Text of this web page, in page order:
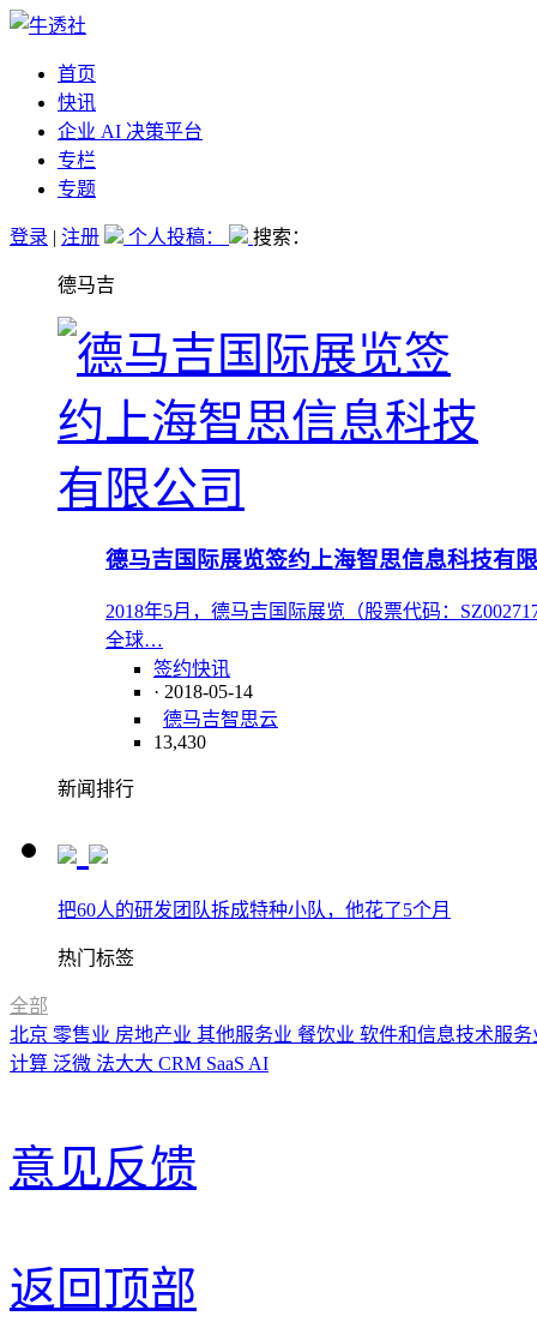
首页
快讯
企业 AI 决策平台
专栏
专题
登录 | 注册 个人投稿： 搜索：
德马吉
德马吉国际展览签约上海智思信息科技有
2018年5月，德马吉国际展览（股票代码：
全球…
签约快讯
· 2018-05-14
德马吉智思云
13,430
新闻排行
把60人的研发团队拆成特种小队，他花了5个月
热门标签
全部
北京 零售业 房地产业 其他服务业 餐饮业 软件和信息技术服
计算 泛微 法大大 CRM SaaS AI
意见反馈
返回顶部